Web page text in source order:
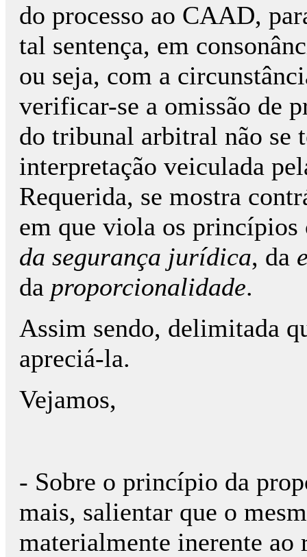
do processo ao CAAD,
tal sentença, em
ou seja, com a
verificar-se a omissão de
do tribunal arbitral não se
interpretação veiculada
Requerida, se mostra
em que viola os
da segurança jurídica, da
da proporcionalidade.
Assim sendo, delimitada
apreciá-la.
Vejamos,
- Sobre o princípio da
mais, salientar que o
materialmente inerente ao